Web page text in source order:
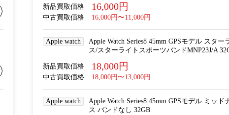
新品買取価格 16,000円
中古買取価格 16,000円〜11,000円
Apple watch
Apple Watch Series8 45mm GPSモデル スタ
ス/スターライトスポーツバンドMNP23J/A
新品買取価格 18,000円
中古買取価格 18,000円〜13,000円
Apple watch
Apple Watch Series8 45mm GPSモデル ミッ
ス バンドなし 32GB